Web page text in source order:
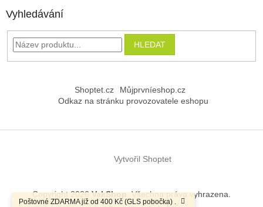
Poštovné ZDARMA již od 400 Kč (GLS pobočka) .
Vyhledávání
HLEDAT
Shoptet.cz
Můjprvníeshop.cz
Odkaz na stránku provozovatele eshopu
Vytvořil Shoptet
Copyright 2026VakShop. Všechna práva vyhrazena.